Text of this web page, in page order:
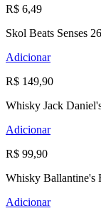
R$ 6,49
Skol Beats Senses
Adicionar
R$ 149,90
Whisky Jack
Adicionar
R$ 99,90
Whisky Ballantine's
Adicionar